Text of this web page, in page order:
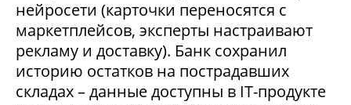
нейросети (карточки переносятся с
маркетплейсов, эксперты настраивают
рекламу и доставку). Банк сохранил
историю остатков на пострадавших
складах – данные доступны в IT-продукте